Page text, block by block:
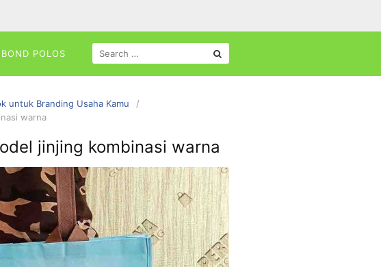
POLOS
SEARCH
FOR:
untuk Branding Usaha Kamu
warna
jinjing kombinasi warna